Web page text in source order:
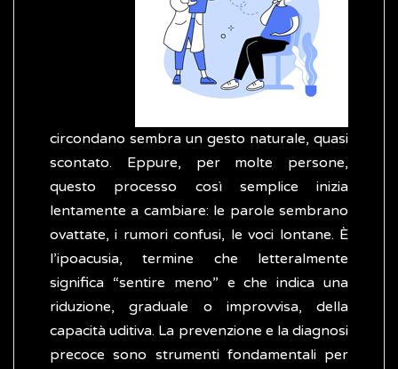
circondano sembra un gesto naturale, quasi
scontato. Eppure, per molte persone,
questo processo così semplice inizia
lentamente a cambiare: le parole sembrano
ovattate, i rumori confusi, le voci lontane. È
l’ipoacusia, termine che letteralmente
significa “sentire meno” e che indica una
riduzione, graduale o improvvisa, della
capacità uditiva. La prevenzione e la diagnosi
precoce sono strumenti fondamentali per